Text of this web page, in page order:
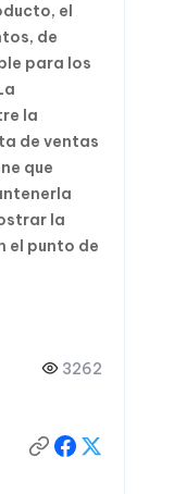
el
de
para los
la
de ventas
que
la
el punto de
3262